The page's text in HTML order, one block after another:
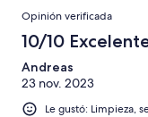
Opinión verificada
10/10
Andreas
23 nov. 2023
Le gustó: Limpieza,